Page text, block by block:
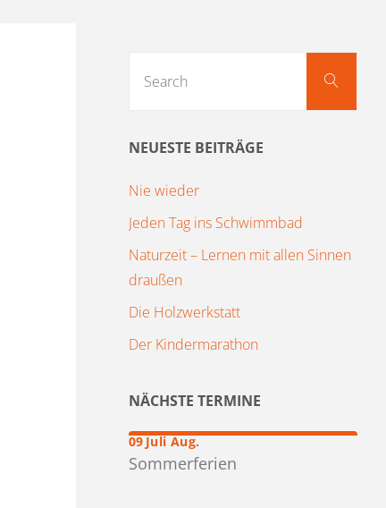
Search
NEUESTE BEITRÄGE
Nie wieder
Jeden Tag ins Schwimmbad
Naturzeit – Lernen mit allen Sinnen
draußen
Die Holzwerkstatt
Der Kindermarathon
NÄCHSTE TERMINE
09 Juli
–19
Aug.
Sommerferien